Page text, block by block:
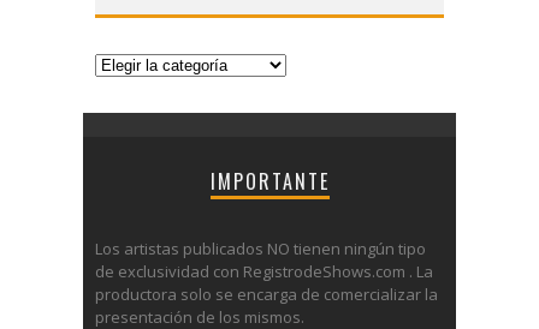
Categorías
IMPORTANTE
Los artistas publicados NO tienen ningún tipo
de exclusividad con RegistrodeShows.com . La
productora solo se encarga de comercializar la
presentación de los mismos.